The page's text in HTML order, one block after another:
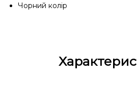
Чорний колір